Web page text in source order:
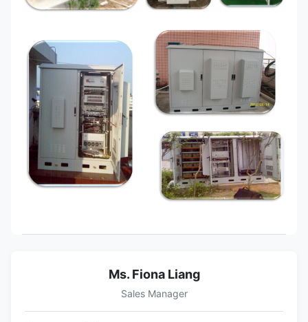
Ms. Fiona Liang
Sales Manager